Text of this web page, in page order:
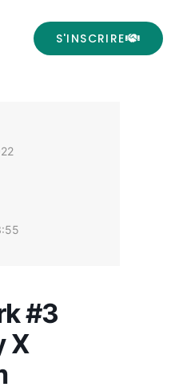
S'INSCRIRE
#3
X